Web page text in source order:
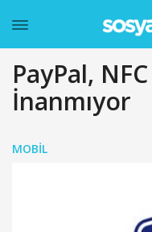
PayPal,
İnanmıyor
MOBIL